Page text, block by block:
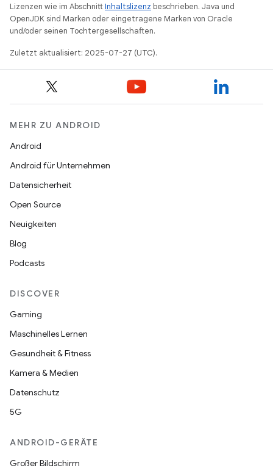
Lizenzen wie im AbschnittInhaltslizenz beschrieben. Java und
OpenJDK sind Marken oder eingetragene Marken von Oracle
und/oder seinen Tochtergesellschaften.
Zuletzt aktualisiert: 2025-07-27 (UTC).
MEHR ZU ANDROID
Android
Android für Unternehmen
Datensicherheit
Open Source
Neuigkeiten
Blog
Podcasts
DISCOVER
Gaming
Maschinelles Lernen
Gesundheit & Fitness
Kamera & Medien
Datenschutz
5G
ANDROID-GERÄTE
Großer Bildschirm